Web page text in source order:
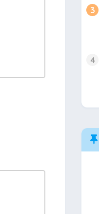
3
4